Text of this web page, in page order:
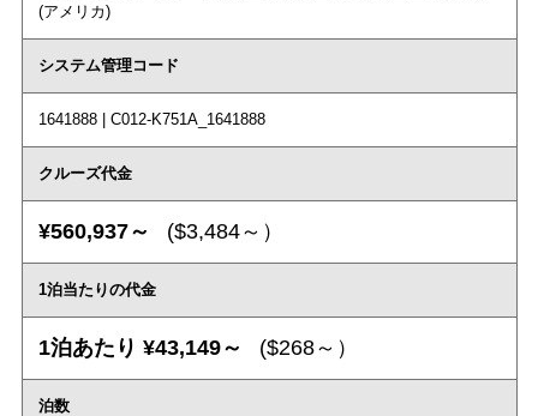
(アメリカ)
システム管理コード
1641888 | C012-K751A_1641888
クルーズ代金
¥560,937～ ($3,484～）
1泊当たりの代金
1泊あたり ¥43,149～ ($268～）
泊数